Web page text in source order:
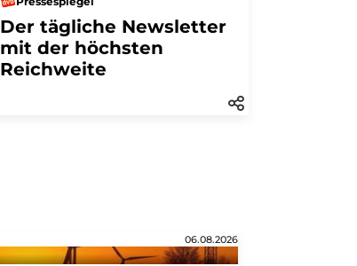
Der tägliche Newsletter
mit der höchsten
Reichweite
06.08.2026